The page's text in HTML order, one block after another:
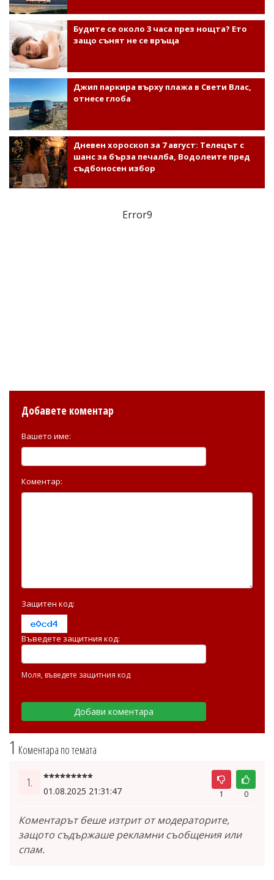
Будите се около 3 часа през нощта? Ето
защо сънят не се връща
Джип паркира върху плажа в Свети Влас,
отнесе глоба
Дневен хороскоп за 7 август: Телецът с
шанс за бърза печалба, Водолеите пред
съдбоносен избор
Error9
1 Коментара по темата
1. *********
01.08.2025 21:31:47 1 0
Коментарът беше изтрит от модераторите,
защото съдържаше рекламни съобщения или
спам.
Добавете коментар
Вашето име:
Коментар:
Защитен код:
Въведете защитния код:
Моля, въведете защитния код